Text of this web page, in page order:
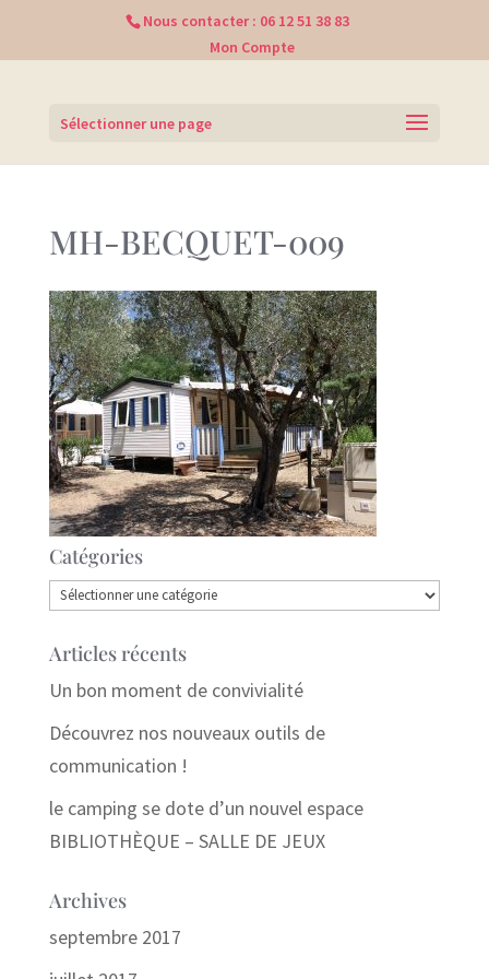
Nous contacter : 06 12 51 38 83
Mon Compte
Sélectionner une page
MH-BECQUET-009
Catégories
Catégories
Articles récents
Un bon moment de convivialité
Découvrez nos nouveaux outils de
communication !
le camping se dote d’un nouvel espace
BIBLIOTHÈQUE – SALLE DE JEUX
Archives
septembre 2017